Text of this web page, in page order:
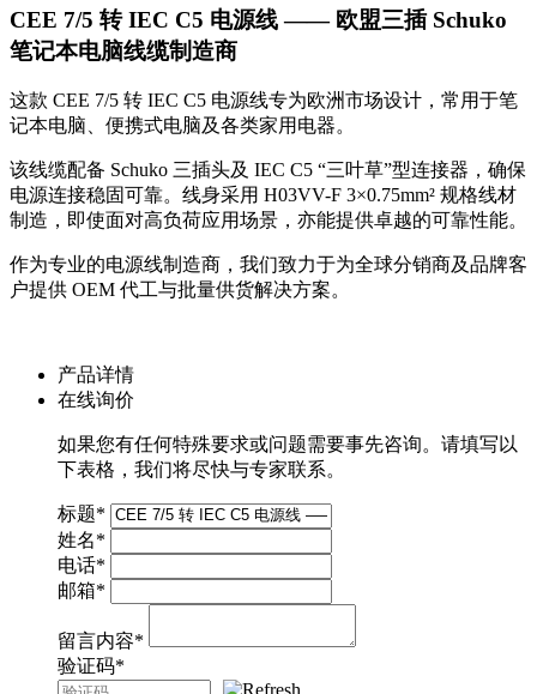
CEE 7/5 转 IEC C5 电源线 —— 欧盟三插 Schuko
笔记本电脑线缆制造商
这款 CEE 7/5 转 IEC C5 电源线专为欧洲市场设计，常用于笔
记本电脑、便携式电脑及各类家用电器。
该线缆配备 Schuko 三插头及 IEC C5 “三叶草”型连接器，确保
电源连接稳固可靠。线身采用 H03VV-F 3×0.75mm² 规格线材
制造，即使面对高负荷应用场景，亦能提供卓越的可靠性能。
作为专业的电源线制造商，我们致力于为全球分销商及品牌客
户提供 OEM 代工与批量供货解决方案。
产品详情
在线询价
如果您有任何特殊要求或问题需要事先咨询。请填写以
下表格，我们将尽快与专家联系。
标题*
姓名*
电话*
邮箱*
留言内容*
验证码*